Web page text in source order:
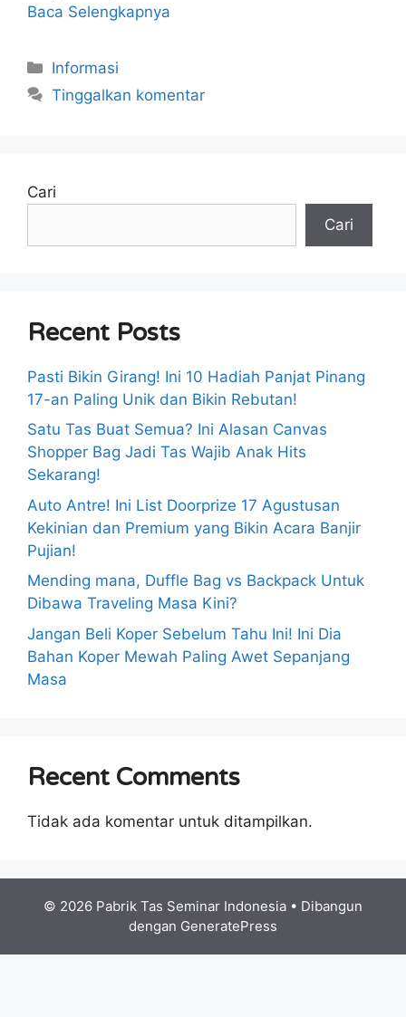
Baca Selengkapnya
Kategori
Informasi
Tinggalkan komentar
Cari
Cari
Recent Posts
Pasti Bikin Girang! Ini 10 Hadiah Panjat Pinang
17-an Paling Unik dan Bikin Rebutan!
Satu Tas Buat Semua? Ini Alasan Canvas
Shopper Bag Jadi Tas Wajib Anak Hits
Sekarang!
Auto Antre! Ini List Doorprize 17 Agustusan
Kekinian dan Premium yang Bikin Acara Banjir
Pujian!
Mending mana, Duffle Bag vs Backpack Untuk
Dibawa Traveling Masa Kini?
Jangan Beli Koper Sebelum Tahu Ini! Ini Dia
Bahan Koper Mewah Paling Awet Sepanjang
Masa
Recent Comments
Tidak ada komentar untuk ditampilkan.
© 2026 Pabrik Tas Seminar Indonesia • Dibangun
dengan GeneratePress